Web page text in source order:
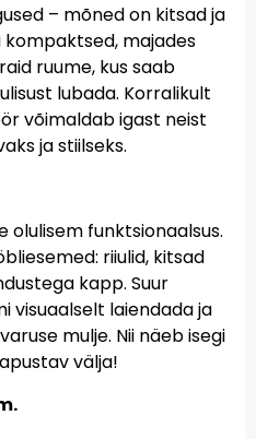
– mõned on kitsad ja
kompaktsed, majades
ruume, kus saab
lubada. Korralikult
võimaldab igast neist
ja stiilseks.
olulisem funktsionaalsus.
riiulid, kitsad
kapp. Suur
visuaalselt laiendada ja
mulje. Nii näeb isegi
välja!